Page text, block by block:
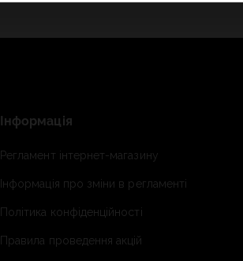
Інформація
Регламент інтернет-магазину
Інформація про зміни в регламенті
Політика конфіденційності
Правила проведення акцій